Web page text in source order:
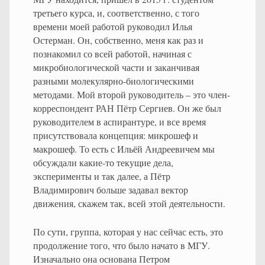
третьего курса, и, соответственно, с того
времени моей работой руководил Илья
Остерман. Он, собственно, меня как раз и
познакомил со всей работой, начиная с
микробиологической части и заканчивая
разными молекулярно-биологическими
методами. Мой второй руководитель – это член-
корреспондент РАН Пётр Сергиев. Он же был
руководителем в аспирантуре, и все время
присутствовала концепция: микрошеф и
макрошеф. То есть с Ильёй Андреевичем мы
обсуждали какие-то текущие дела,
эксперименты и так далее, а Пётр
Владимирович больше задавал вектор
движения, скажем так, всей этой деятельности.
По сути, группа, которая у нас сейчас есть, это
продолжение того, что было начато в МГУ.
Изначально она основана Петром